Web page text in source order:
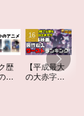
【平成最大
の大赤字】
作家性
りかす